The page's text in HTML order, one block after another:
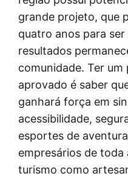
grande projeto, que
quatro anos para
resultados
comunidade. Ter
aprovado é saber
ganhará força em
acessibilidade,
esportes de
empresários de toda
turismo como